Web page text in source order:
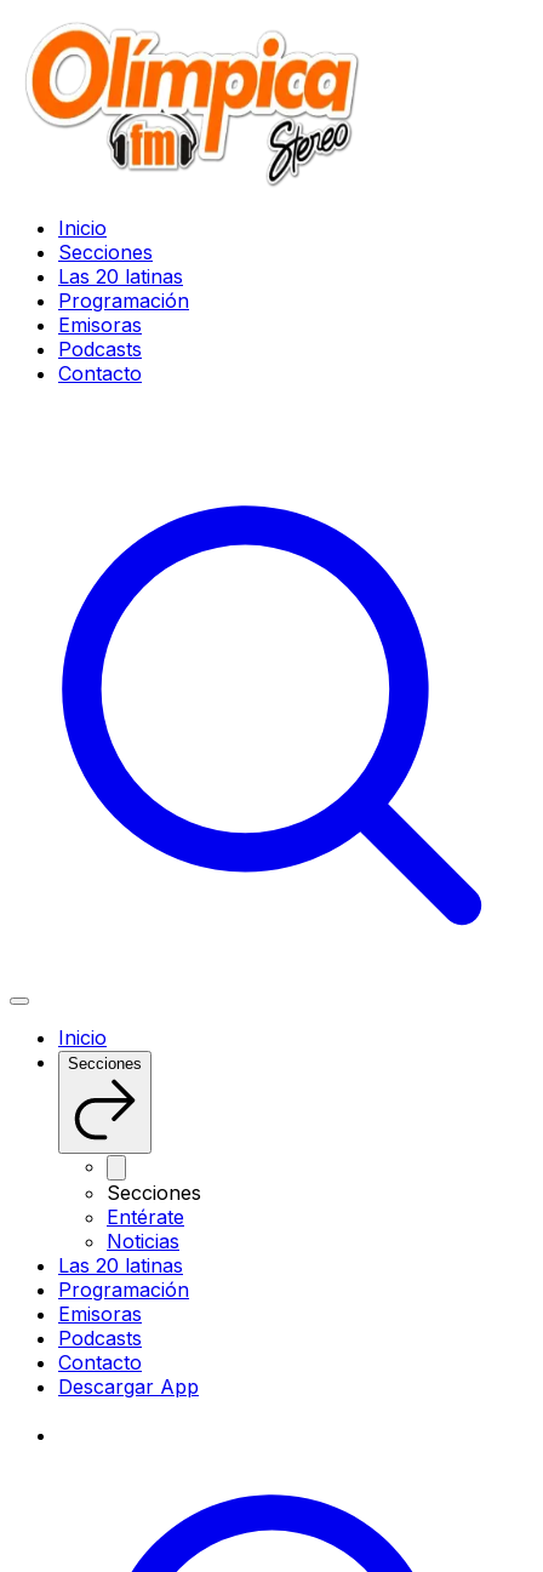
Inicio
Secciones
Las 20 latinas
Programación
Emisoras
Podcasts
Contacto
Inicio
Secciones
Secciones
Entérate
Noticias
Las 20 latinas
Programación
Emisoras
Podcasts
Contacto
Descargar App